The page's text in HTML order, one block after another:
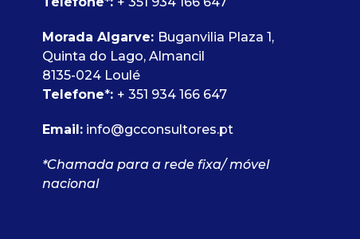
Morada Algarve: Buganvilia Plaza 1,
Quinta do Lago, Almancil
8135-024 Loulé
Telefone*: + 351 934 166 647
Email:info@gcconsultores.pt
*Chamada para a rede fixa/ móvel
nacional